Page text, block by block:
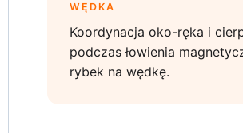
WĘDKA
Koordynacja oko-ręka i
podczas łowienia
rybek na wędkę.